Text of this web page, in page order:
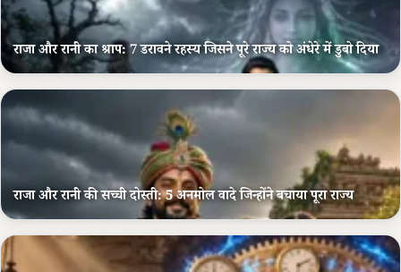
राजा और रानी का श्राप: 7 डरावने रहस्य जिसने पूरे राज्य को अंधेरे में डुबो दिया
राजा और रानी की सच्ची दोस्ती: 5 अनमोल वादे जिन्होंने बचाया पूरा राज्य